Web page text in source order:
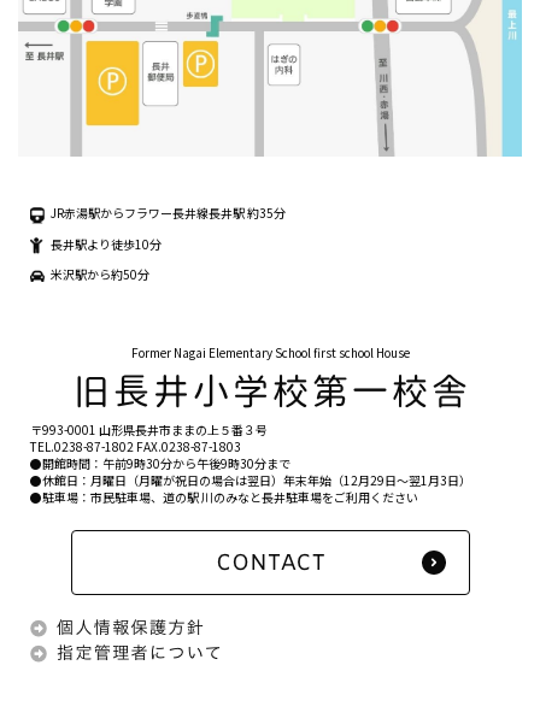
JR赤湯駅からフラワー長井線長井駅 約35分
長井駅より徒歩10分
米沢駅から約50分
Former Nagai Elementary School first school House
〒993-0001 山形県長井市ままの上５番３号
TEL.0238-87-1802 FAX.0238-87-1803
●開館時間：午前9時30分から午後9時30分まで
●休館日：月曜日（月曜が祝日の場合は翌日）年末年始（12月29日〜翌1月3日）
●駐車場：市民駐車場、道の駅 川のみなと長井駐車場をご利用ください